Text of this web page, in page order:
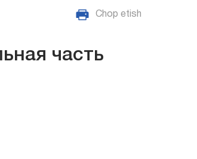
Chop etish
часть